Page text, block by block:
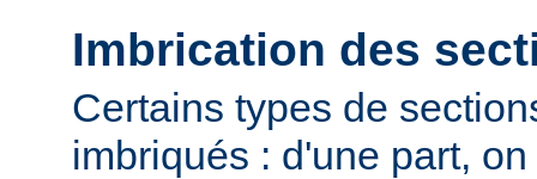
Imbrication des
Certains types de
imbriqués : d'une part,